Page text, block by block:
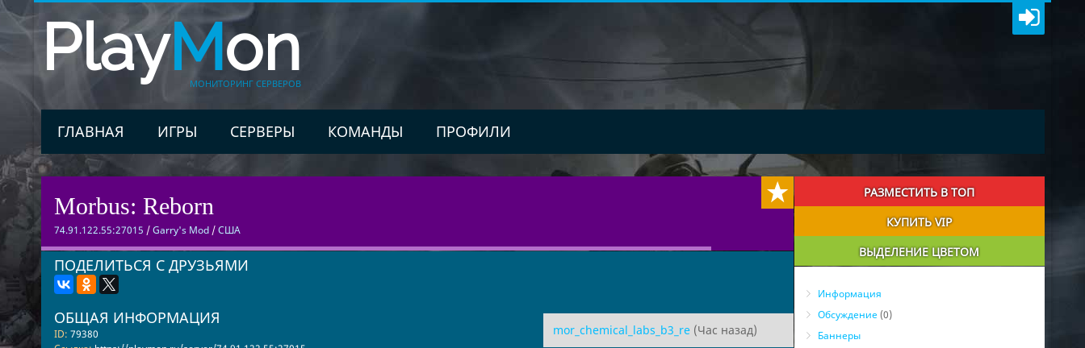
PlayMon
МОНИТОРИНГ СЕРВЕРОВ
ГЛАВНАЯ ИГРЫ СЕРВЕРЫ КОМАНДЫ ПРОФИЛИ
Morbus: Reborn
74.91.122.55:27015 /Garry's Mod/США
ПОДЕЛИТЬСЯ С ДРУЗЬЯМИ
mor_chemical_labs_b3_re(Час назад)
ОБЩАЯ ИНФОРМАЦИЯ
ID: 79380
РАЗМЕСТИТЬ В ТОП
КУПИТЬ VIP
ВЫДЕЛЕНИЕ ЦВЕТОМ
Информация
Обсуждение(0)
Баннеры